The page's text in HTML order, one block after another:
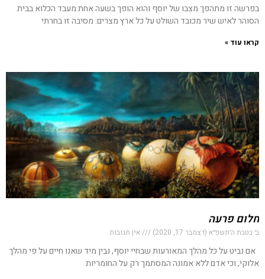
בפרשה זו מתהפך מצבו של יוסף והוא הופך בשעה אחת מעבד הכלוא בבית
הסוהר לאיש שיר מכובד השולט על כל ארץ מצרים. מסיבה זו בחרתי
קראו עוד »
חלום פרעה
ב׳ בטבת ה׳תשפ״א (דצמבר 17, 2020) אין תגובות
אם נביט על כל מהלך המאורעות שבחיי יוסף, נבין מיד שאנו חיים על פי מהלך
אלוקי, וכי אדם ללא אמונה המסתמך רק על החומריות